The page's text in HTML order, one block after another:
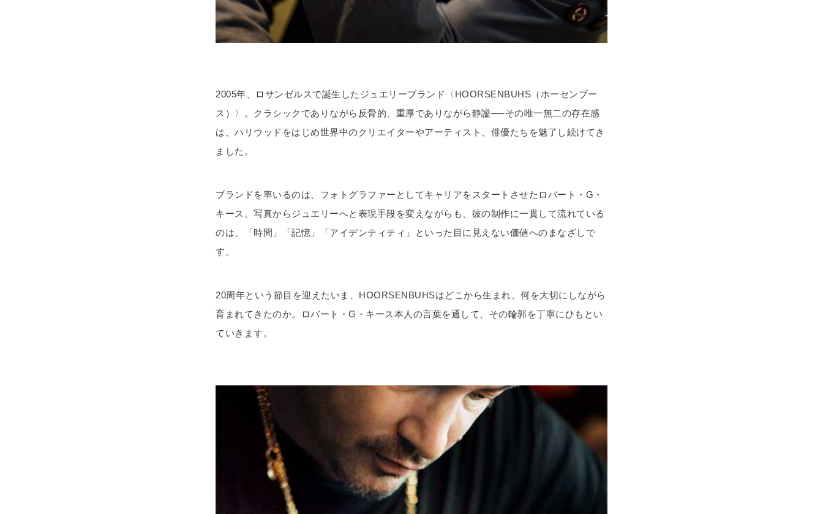
2005年、ロサンゼルスで誕生したジュエリーブランド〈HOORSENBUHS（ホーセンブー
ス）〉。クラシックでありながら反骨的、重厚でありながら静謐──その唯一無二の存在感
は、ハリウッドをはじめ世界中のクリエイターやアーティスト、俳優たちを魅了し続けてき
ました。
ブランドを率いるのは、フォトグラファーとしてキャリアをスタートさせたロバート・G・
キース。写真からジュエリーへと表現手段を変えながらも、彼の制作に一貫して流れている
のは、「時間」「記憶」「アイデンティティ」といった目に見えない価値へのまなざしで
す。
20周年という節目を迎えたいま、HOORSENBUHSはどこから生まれ、何を大切にしながら
育まれてきたのか。ロバート・G・キース本人の言葉を通して、その輪郭を丁寧にひもとい
ていきます。